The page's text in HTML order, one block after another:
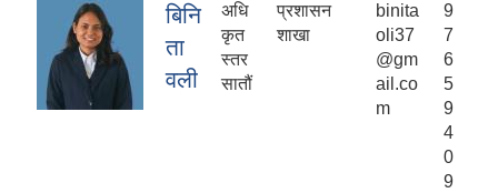
बिनि
ता
वली
अधि
कृत
स्तर
सातौं
प्रशासन
शाखा
binita
oli37
@gm
ail.co
m
9
7
6
5
9
4
0
9